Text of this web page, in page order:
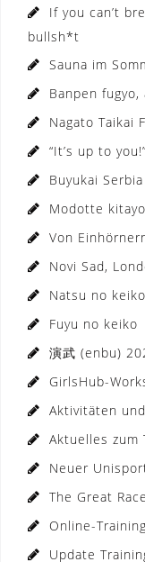
If you can’t
bullsh*t
Sauna im
Banpen
Nagato Taikai
“It’s up to you!”
Buyukai
Modotte
Von
Novi Sad,
Natsu no keiko
Fuyu no keiko
演武 (enbu)
GirlsHub-
Aktivitäten
Aktuelles zum
Neuer
The Great
Online-
Update